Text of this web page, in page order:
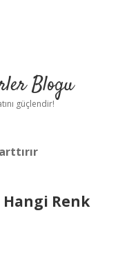
Blogu
güçlendir!
Hangi Renk